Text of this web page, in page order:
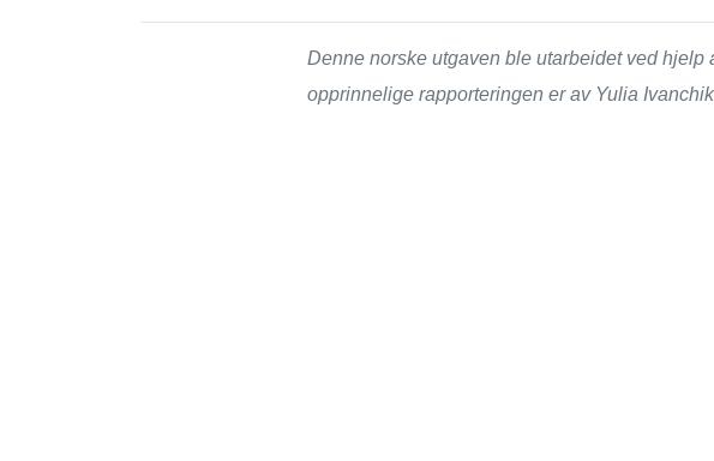
Denne norske utgaven ble utarbeidet ved
opprinnelige rapporteringen er av Yulia Ivanchik